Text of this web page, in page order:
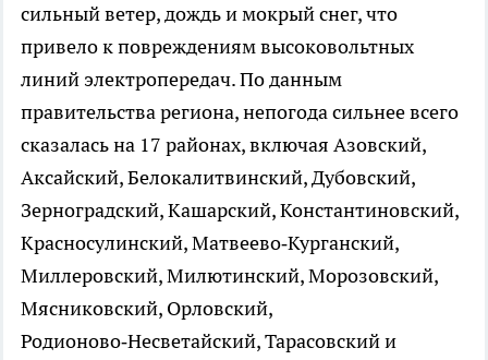
сильный ветер, дождь и мокрый снег, что
привело к повреждениям высоковольтных
линий электропередач. По данным
правительства региона, непогода сильнее всего
сказалась на 17 районах, включая Азовский,
Аксайский, Белокалитвинский, Дубовский,
Зерноградский, Кашарский, Константиновский,
Красносулинский, Матвеево‑Курганский,
Миллеровский, Милютинский, Морозовский,
Мясниковский, Орловский,
Родионово‑Несветайский, Тарасовский и